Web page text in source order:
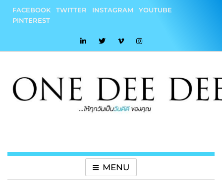
content
FACEBOOK TWITTER INSTAGRAM
YOUTUBE
PINTEREST
MENU